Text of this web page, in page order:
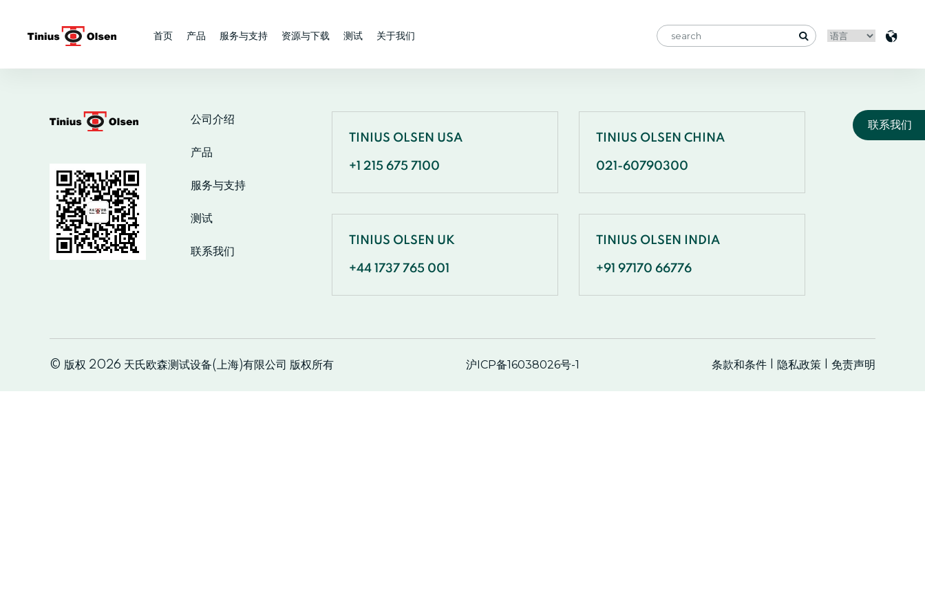
首页 产品 服务与支持 资源与下载 测试 关于我们
公司介绍
产品
服务与支持
测试
联系我们
TINIUS OLSEN USA
+1 215 675 7100
TINIUS OLSEN UK
+44 1737 765 001
TINIUS OLSEN CHINA
021-60790300
TINIUS OLSEN INDIA
+91 97170 66776
© 版权 2026 天氏欧森测试设备(上海)有限公司 版权所有 沪ICP备16038026号-1 条款和条件 隐私政策 免责声明
联系我们